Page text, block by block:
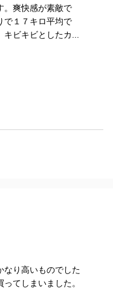
。爽快感が素敵で
で１７キロ平均で
ビキビとしたカ...
なり高いものでした
てしまいました。